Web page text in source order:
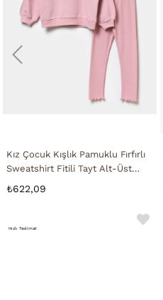
Kız Çocuk Kışlık Pamuklu Fırfırlı
Sweatshirt Fitili Tayt Alt-Üst
₺622,09
Hızlı Teslimat